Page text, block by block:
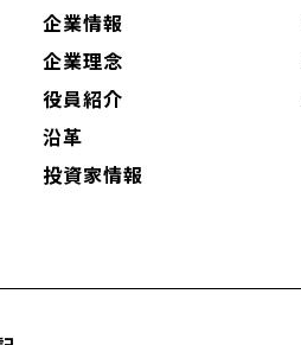
企業情報
企業理念
役員紹介
沿革
投資家情報